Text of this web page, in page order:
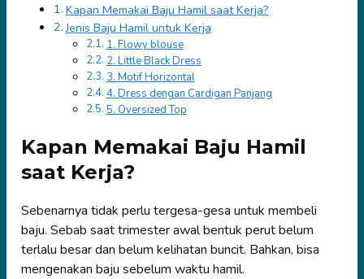
Kapan Memakai Baju Hamil saat Kerja?
Jenis Baju Hamil untuk Kerja
1. Flowy blouse
2. Little Black Dress
3. Motif Horizontal
4. Dress dengan Cardigan Panjang
5. Oversized Top
Kapan Memakai Baju Hamil
saat Kerja?
Sebenarnya tidak perlu tergesa-gesa untuk membeli
baju. Sebab saat trimester awal bentuk perut belum
terlalu besar dan belum kelihatan buncit. Bahkan, bisa
mengenakan baju sebelum waktu hamil.